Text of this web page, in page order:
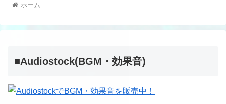
ホーム
■Audiostock(BGM・効果音)